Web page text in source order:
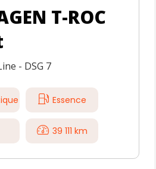
T-ROC
- DSG 7
Essence
39 111 km